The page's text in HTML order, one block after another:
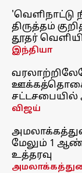
'வெளிநாட்டு
திருத்தம்
தூதர்
இந்தியா
சட்டசபையில்
விஜய்
மேலும் 1
உத்தரவு